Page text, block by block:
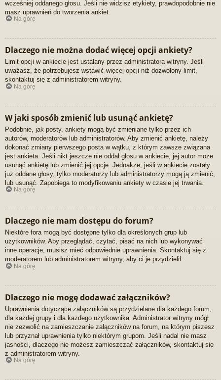
wcześniej oddanego głosu. Jeśli nie widzisz etykiety, prawdopodobnie nie
masz uprawnień do tworzenia ankiet.
Na górę
Dlaczego nie można dodać więcej opcji ankiety?
Limit opcji w ankiecie jest ustalany przez administratora witryny. Jeśli
uważasz, że potrzebujesz wstawić więcej opcji niż dozwolony limit,
skontaktuj się z administratorem witryny.
Na górę
W jaki sposób zmienić lub usunąć ankietę?
Podobnie, jak posty, ankiety mogą być zmieniane tylko przez ich
autorów, moderatorów lub administratorów. Aby zmienić ankietę, należy
dokonać zmiany pierwszego posta w wątku, z którym zawsze związana
jest ankieta. Jeśli nikt jeszcze nie oddał głosu w ankiecie, jej autor może
usunąć ankietę lub zmienić jej opcje. Jednakże, jeśli w ankiecie zostały
już oddane głosy, tylko moderatorzy lub administratorzy mogą ją zmienić,
lub usunąć. Zapobiega to modyfikowaniu ankiety w czasie jej trwania.
Na górę
Dlaczego nie mam dostępu do forum?
Niektóre fora mogą być dostępne tylko dla określonych grup lub
użytkowników. Aby przeglądać, czytać, pisać na nich lub wykonywać
inne operacje, musisz mieć odpowiednie uprawnienia. Skontaktuj się z
moderatorem lub administratorem witryny, aby ci je przydzielił.
Na górę
Dlaczego nie mogę dodawać załączników?
Uprawnienia dotyczące załączników są przydzielane dla każdego forum,
dla każdej grupy i dla każdego użytkownika. Administrator witryny mógł
nie zezwolić na zamieszczanie załączników na forum, na którym piszesz
lub przyznał uprawnienia tylko niektórym grupom. Jeśli nadal nie masz
jasności, dlaczego nie możesz zamieszczać załączników, skontaktuj się
z administratorem witryny.
Na górę